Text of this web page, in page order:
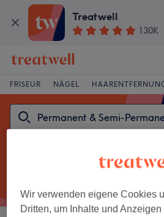
Treatwell
130K
FRISEUR NÄGEL
Wir verwenden eigene Cookies
Dritten, um Inhalte und